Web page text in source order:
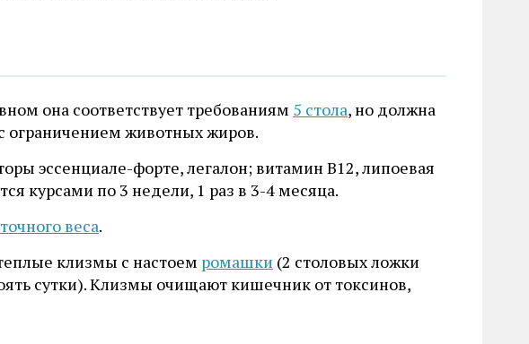
она соответствует требованиям 5 стола, но должна
ограничением животных жиров.
эссенциале-форте, легалон; витамин В12, липоевая
курсами по 3 недели, 1 раз в 3-4 месяца.
веса.
клизмы с настоем ромашки (2 столовых ложки
сутки). Клизмы очищают кишечник от токсинов,